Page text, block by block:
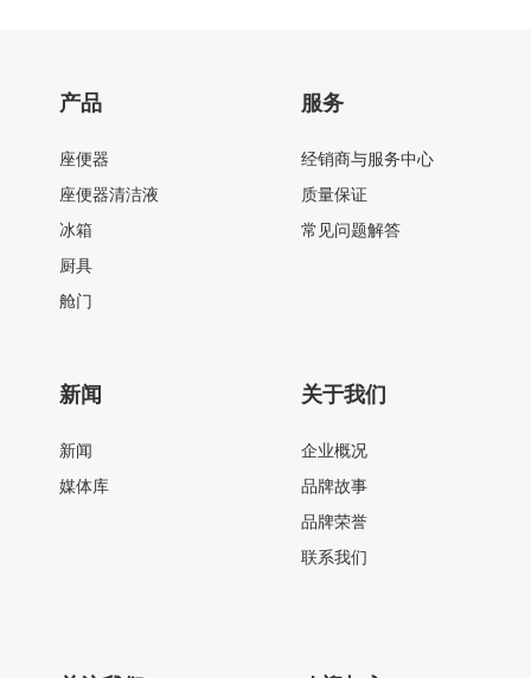
产品
座便器
座便器清洁液
冰箱
厨具
舱门
服务
经销商与服务中心
质量保证
常见问题解答
新闻
新闻
媒体库
关于我们
企业概况
品牌故事
品牌荣誉
联系我们